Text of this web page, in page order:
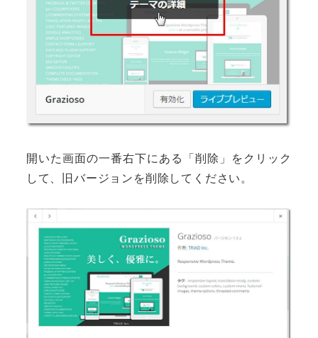
開いた画面の一番右下にある「削除」をクリック
して、旧バージョンを削除してください。